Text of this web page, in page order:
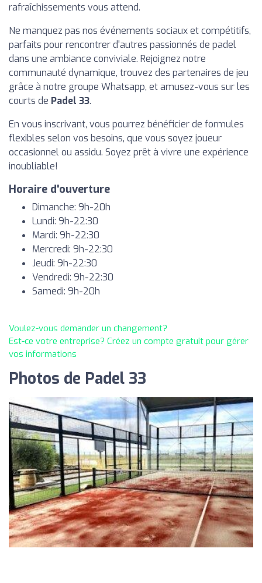
rafraîchissements vous attend.
Ne manquez pas nos événements sociaux et compétitifs,
parfaits pour rencontrer d'autres passionnés de padel
dans une ambiance conviviale. Rejoignez notre
communauté dynamique, trouvez des partenaires de jeu
grâce à notre groupe Whatsapp, et amusez-vous sur les
courts de Padel 33.
En vous inscrivant, vous pourrez bénéficier de formules
flexibles selon vos besoins, que vous soyez joueur
occasionnel ou assidu. Soyez prêt à vivre une expérience
inoubliable!
Horaire d'ouverture
Dimanche: 9h-20h
Lundi: 9h-22:30
Mardi: 9h-22:30
Mercredi: 9h-22:30
Jeudi: 9h-22:30
Vendredi: 9h-22:30
Samedi: 9h-20h
Voulez-vous demander un changement?
Est-ce votre entreprise? Créez un compte gratuit pour gérer
vos informations
Photos de Padel 33